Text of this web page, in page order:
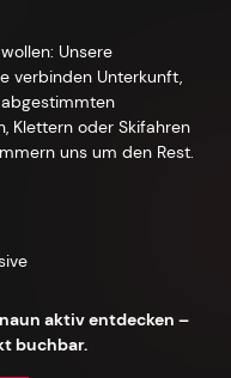
Unsere
verbinden Unterkunft,
Klettern oder Skifahren
uns um den Rest.
aktiv entdecken –
buchbar.